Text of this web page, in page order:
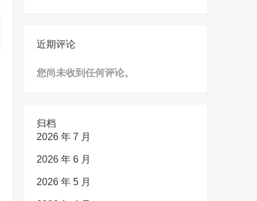
近期评论
您尚未收到任何评论。
归档
2026 年 7 月
2026 年 6 月
2026 年 5 月